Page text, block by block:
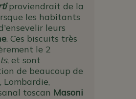
proviendrait de la
les habitants
leurs
. Ces biscuits très
le 2
, et sont
de beaucoup de
Lombardie,
toscan Masoni